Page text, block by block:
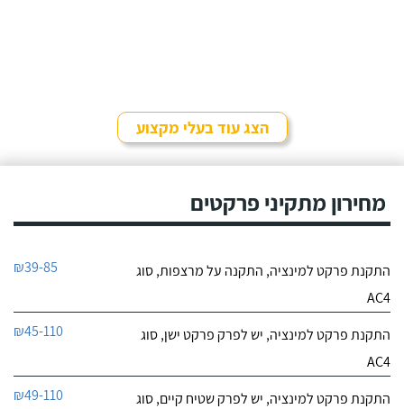
הצג עוד בעלי מקצוע
מחירון מתקיני פרקטים
התקנת פרקט למינציה, התקנה על מרצפות, סוג
AC4
₪39-85
התקנת פרקט למינציה, יש לפרק פרקט ישן, סוג
AC4
₪45-110
התקנת פרקט למינציה, יש לפרק שטיח קיים, סוג
₪49-110